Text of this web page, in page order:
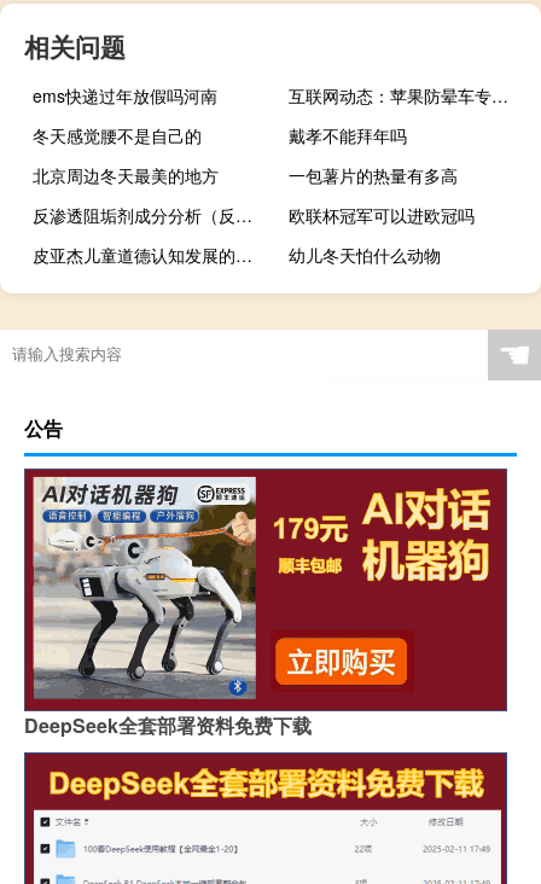
相关问题
ems快递过年放假吗河南
互联网动态：苹果防晕车专利曝光 可利用VR防止乘客晕车
冬天感觉腰不是自己的
戴孝不能拜年吗
北京周边冬天最美的地方
一包薯片的热量有多高
反渗透阻垢剂成分分析（反渗透阻垢剂成分）
欧联杯冠军可以进欧冠吗
皮亚杰儿童道德认知发展的四个阶段
幼儿冬天怕什么动物
☚
公告
DeepSeek全套部署资料免费下载